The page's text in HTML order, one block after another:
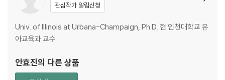
관심작가 알림신청
Univ. of Illinois at Urbana-Champaign, Ph.D. 현 인천대학교 유
아교육과 교수
안효진의 다른 상품